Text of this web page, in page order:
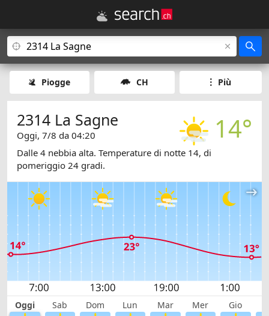
Piogge CH Più
14°
2314 La Sagne
Oggi, 7/8 da 04:20
Dalle 4 nebbia alta. Temperature di notte 14, di
pomeriggio 24 gradi.
Oggi Sab Dom Lun Mar Mer Gio